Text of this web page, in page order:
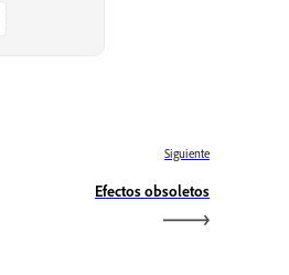
Siguiente
Efectos obsoletos